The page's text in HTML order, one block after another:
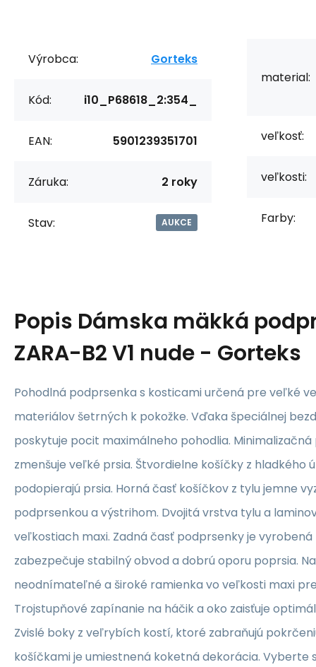
Výrobca: Gorteks
Kód: i10_P68618_2:354_
EAN: 5901239351701
Záruka: 2 roky
Stav: AUKCE
material:
veľkosť:
veľkosti:
Farby:
Popis Dámska mäkká
ZARA-B2 V1 nude - Gorteks
Pohodlná podprsenka s kosticami určená pre veľké
materiálov šetrných k pokožke. Vďaka špeciálnej
poskytuje pocit maximálneho pohodlia.
zmenšuje veľké prsia. Štvordielne košíčky z hladkého
podopierajú prsia. Horná časť košíčkov z tylu jemne
podprsenkou a výstrihom. Dvojitá vrstva tylu a
veľkostiach maxi. Zadná časť podprsenky je
zabezpečuje stabilný obvod a dobrú oporu poprsia.
neodnímateľné a široké ramienka vo veľkosti maxi
Trojstupňové zapínanie na háčik a oko zaisťuje
Zvislé boky z veľrybích kostí, ktoré zabraňujú
košíčkami je umiestnená koketná dekorácia. Vyberte